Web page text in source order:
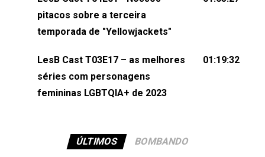
(⁠⁠⁠⁠@brunarfentanes⁠⁠⁠⁠) e Pollyelly FlorêncioEdição de
Naiady Machado
pitacos sobre a terceira
temporada de "Yellowjackets"
LesB Cast T03E17 – as melhores
séries com personagens
femininas LGBTQIA+ de 2023
01:19:32
ÚLTIMOS BOMBANDO